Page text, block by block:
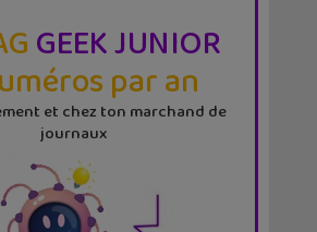
GEEK JUNIOR
par an
et chez ton marchand de
journaux